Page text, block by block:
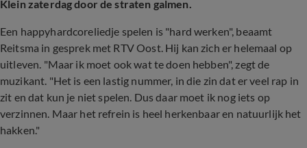
Klein zaterdag door de straten galmen.
Een happyhardcoreliedje spelen is "hard werken", beaamt
Reitsma in gesprek met RTV Oost. Hij kan zich er helemaal op
uitleven. "Maar ik moet ook wat te doen hebben", zegt de
muzikant. "Het is een lastig nummer, in die zin dat er veel rap in
zit en dat kun je niet spelen. Dus daar moet ik nog iets op
verzinnen. Maar het refrein is heel herkenbaar en natuurlijk het
hakken."